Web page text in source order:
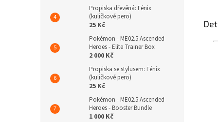
Propiska dřevěná: Fénix
(kuličkové pero)
25 Kč
Pokémon - ME02.5 Ascended
Heroes - Elite Trainer Box
2 000 Kč
Propiska se stylusem: Fénix
(kuličkové pero)
25 Kč
Pokémon - ME02.5 Ascended
Heroes - Booster Bundle
1 000 Kč